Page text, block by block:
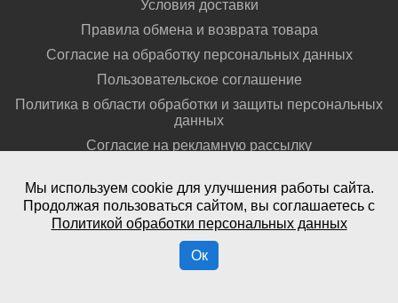
Условия доставки
Правила обмена и возврата товара
Согласие на обработку персональных данных
Пользовательское соглашение
Политика в области обработки и защиты персональных
данных
Согласие на рекламную рассылку
Сотрудничество
Заказать монтаж
Мы используем cookie для улучшения работы сайта.
Продолжая пользоваться сайтом, вы соглашаетесь с
Политикой обработки персональных данных
Ок